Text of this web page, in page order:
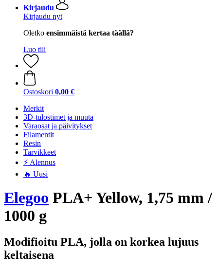
Kirjaudu
Kirjaudu nyt
Oletko ensimmäistä kertaa täällä?
Luo tili
Ostoskori 0,00 €
Merkit
3D-tulostimet ja muuta
Varaosat ja päivitykset
Filamentit
Resin
Tarvikkeet
⚡ Alennus
🔥 Uusi
Elegoo PLA+ Yellow, 1,75 mm /
1000 g
Modifioitu PLA, jolla on korkea lujuus
keltaisena